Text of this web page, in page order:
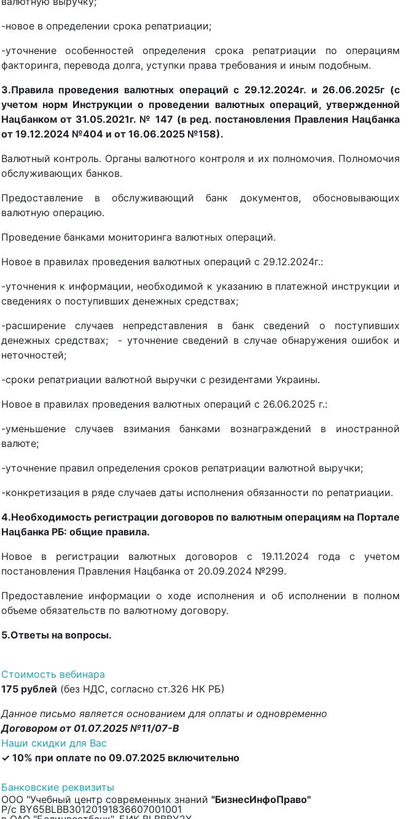
-новое в определении срока репатриации;
-уточнение особенностей определения срока репатриации по операциям
факторинга, перевода долга, уступки права требования и иным подобным.
3.Правила проведения валютных операций с 29.12.2024г. и 26.06.2025г (с
учетом норм Инструкции о проведении валютных операций, утвержденной
Нацбанком от 31.05.2021г. № 147 (в ред. постановления Правления Нацбанка
от 19.12.2024 №404 и от 16.06.2025 №158).
Валютный контроль. Органы валютного контроля и их полномочия. Полномочия
обслуживающих банков.
Предоставление в обслуживающий банк документов, обосновывающих
валютную операцию.
Проведение банками мониторинга валютных операций.
Новое в правилах проведения валютных операций с 29.12.2024г.:
-уточнения к информации, необходимой к указанию в платежной инструкции и
сведениях о поступивших денежных средствах;
-расширение случаев непредставления в банк сведений о поступивших
денежных средствах; - уточнение сведений в случае обнаружения ошибок и
неточностей;
-сроки репатриации валютной выручки с резидентами Украины.
Новое в правилах проведения валютных операций с 26.06.2025 г.:
-уменьшение случаев взимания банками вознаграждений в иностранной
валюте;
-уточнение правил определения сроков репатриации валютной выручки;
-конкретизация в ряде случаев даты исполнения обязанности по репатриации.
4.Необходимость регистрации договоров по валютным операциям на Портале
Нацбанка РБ: общие правила.
Новое в регистрации валютных договоров с 19.11.2024 года с учетом
постановления Правления Нацбанка от 20.09.2024 №299.
Предоставление информации о ходе исполнения и об исполнении в полном
объеме обязательств по валютному договору.
5.Ответы на вопросы.
Стоимость вебинара
175 рублей (без НДС, согласно ст.326 НК РБ)
Данное письмо является основанием для оплаты и одновременно
Договором от 01.07.2025 №11/07-В
Наши скидки для Вас
✓ 10% при оплате по 09.07.2025 включительно
Банковские реквизиты
ООО "Учебный центр современных знаний "БизнесИнфоПраво"
Р/с BY65BLBB30120191836607001001